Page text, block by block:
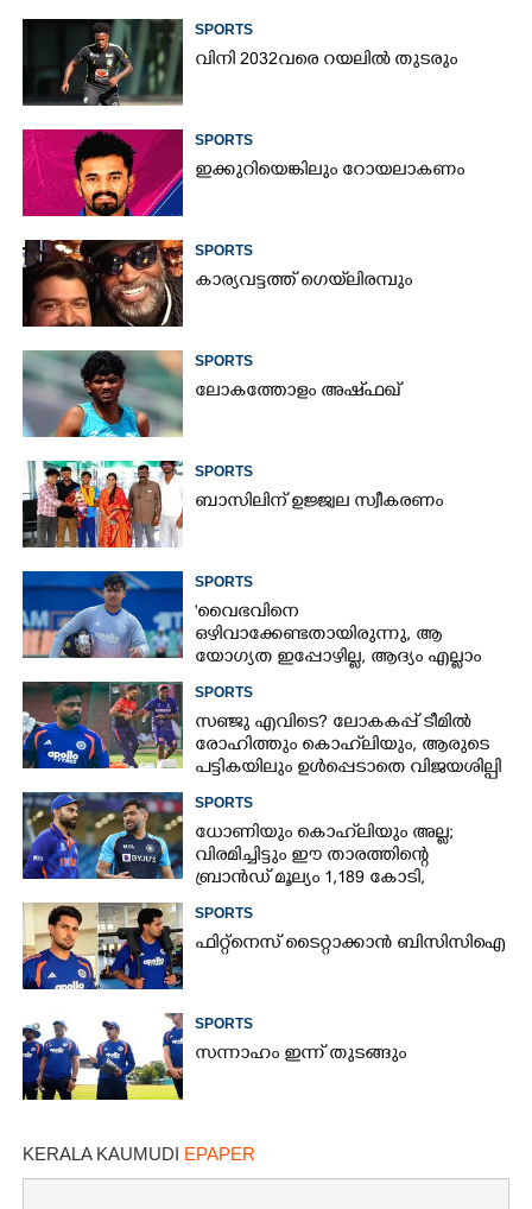
SPORTS
വിനി 2032വരെ റയലിൽ തുടരും
SPORTS
ഇക്കുറിയെങ്കിലും റോയലാകണം
SPORTS
കാര്യവട്ടത്ത് ഗെയ്‌ലിരമ്പും
SPORTS
ലോകത്തോളം അഷ്ഫഖ്
SPORTS
ബാസിലിന് ഉജ്ജ്വല സ്വീകരണം
SPORTS
'വൈഭവിനെ
ഒഴിവാക്കേണ്ടതായിരുന്നു,​ ആ
യോഗ്യത ഇപ്പോഴില്ല, ആദ്യം എല്ലാം
ക്രിക്കറ്റ് താരം
SPORTS
സഞ്ജു എവിടെ? ലോകകപ്പ് ടീമിൽ
രോഹിത്തും കൊഹ്‌ലിയും, ആരുടെ
പട്ടികയിലും ഉൾപ്പെടാതെ വിജയശില്പി
SPORTS
ധോണിയും കൊഹ്‌ലിയും അല്ല;
വിരമിച്ചിട്ടും ഈ താരത്തിന്റെ
ബ്രാൻഡ് മൂല്യം 1,189 കോടി,
SPORTS
ഫിറ്റ്നെസ് ടൈറ്റാക്കാൻ ബിസിസിഐ
SPORTS
സന്നാഹം ഇന്ന് തുടങ്ങും
KERALA KAUMUDI EPAPER